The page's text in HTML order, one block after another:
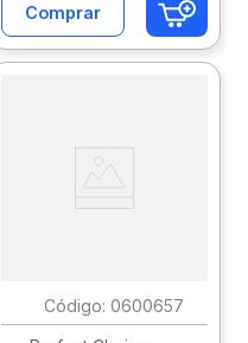
Comprar
: 0600657